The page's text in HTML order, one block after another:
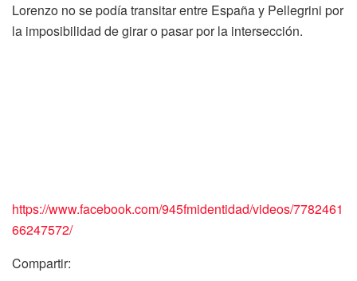
Lorenzo no se podía transitar entre España y Pellegrini por
la imposibilidad de girar o pasar por la intersección.
https://www.facebook.com/945fmidentidad/videos/7782461
66247572/
Compartir: